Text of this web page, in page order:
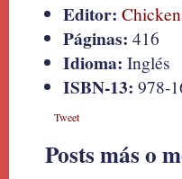
Editor:
Páginas: 416
Idioma: Inglés
ISBN-13: 978-
Tweet
Posts más o